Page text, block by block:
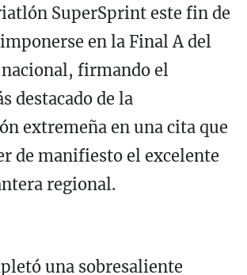
SuperSprint este fin de
en la Final A del
firmando el
destacado de la
extremeña en una cita que
de manifiesto el excelente
regional.
una sobresaliente